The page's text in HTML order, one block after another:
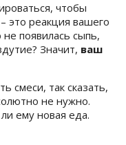
чтобы
это реакция вашего
появилась сыпь,
Значит, ваш
смеси, так сказать,
не нужно.
ему новая еда.